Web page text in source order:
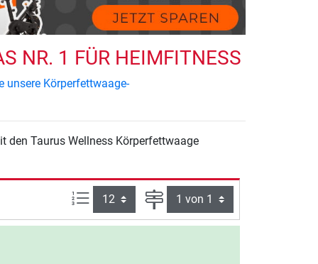
NR. 1 FÜR HEIMFITNESS
unsere Körperfettwaage-
Artikel pro Seite: Seite